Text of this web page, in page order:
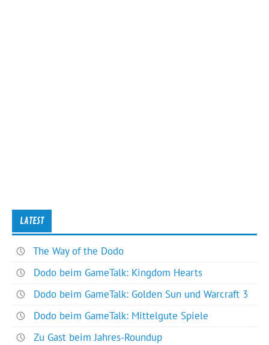
LATEST
The Way of the Dodo
Dodo beim GameTalk: Kingdom Hearts
Dodo beim GameTalk: Golden Sun und Warcraft 3
Dodo beim GameTalk: Mittelgute Spiele
Zu Gast beim Jahres-Roundup